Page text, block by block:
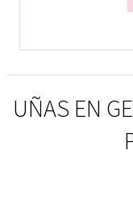
UÑAS EN